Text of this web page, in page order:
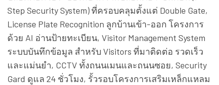
Step Security System) ที่ครอบคลุมตั้งแต่ Double Gate,
License Plate Recognition ลูกบ้านเข้า-ออก โครงการ
ด้วย AI อ่านป้ายทะเบียน, Visitor Management System
ระบบบันทึกข้อมูล สำหรับ Visitors ที่มาติดต่อ รวดเร็ว
และแม่นยำ, CCTV ทั้งถนนเมนและถนนซอย, Security
Gard ดูแล 24 ชั่วโมง, รั้วรอบโครงการเสริมเหล็กแหลม